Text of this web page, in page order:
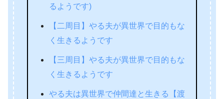
るようです)
【二周目】やる夫が異世界で目的もな
く生きるようです
【三周目】やる夫が異世界で目的もな
く生きるようです
やる夫は異世界で仲間達と生きる【渡